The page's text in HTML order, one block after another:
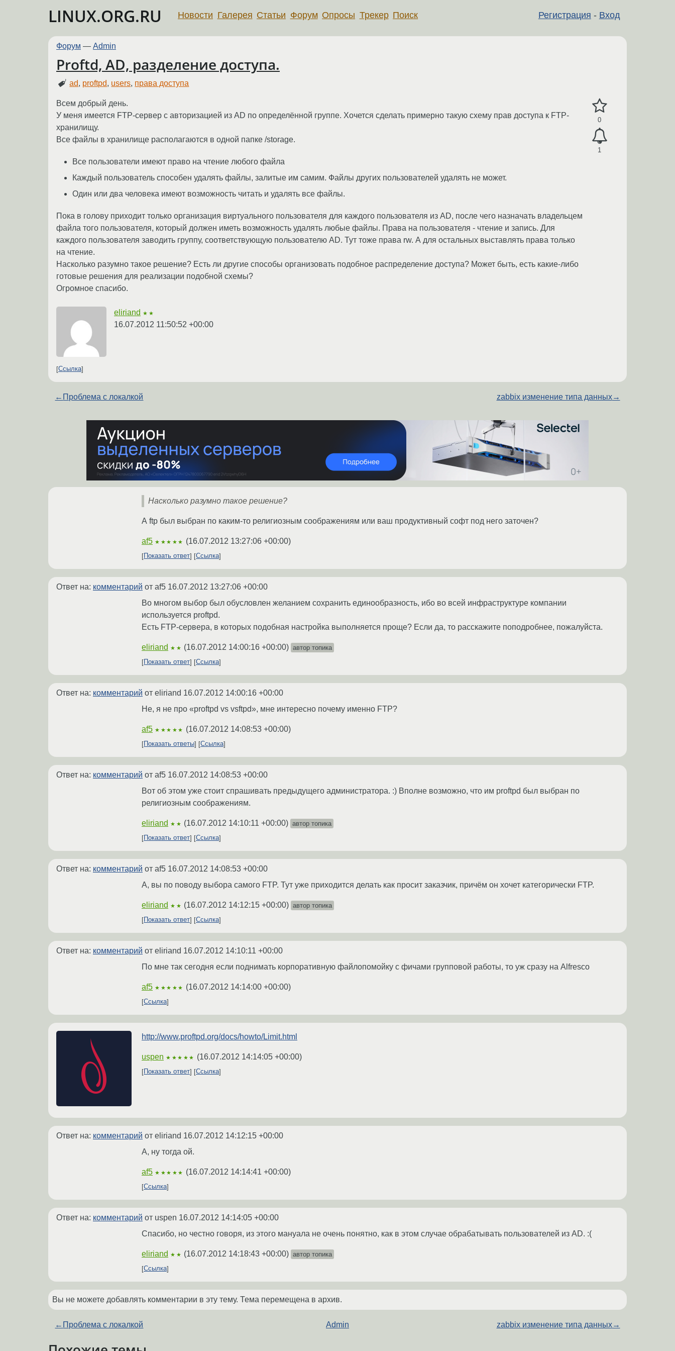
LINUX.ORG.RU Регистрация - Вход
Новости Галерея Статьи Форум Опросы Трекер Поиск
Форум — Admin
Proftd, AD, разделение доступа.
ad, proftpd, users, права доступа
0
1
Всем добрый день.
У меня имеется FTP-сервер с авторизацией из AD по определённой группе. Хочется сделать примерно такую схему прав доступа к FTP-
хранилищу.
Все файлы в хранилище располагаются в одной папке /storage.
Все пользователи имеют право на чтение любого файла
Каждый пользователь способен удалять файлы, залитые им самим. Файлы других пользователей удалять не может.
Один или два человека имеют возможность читать и удалять все файлы.
Пока в голову приходит только организация виртуального пользователя для каждого пользователя из AD, после чего назначать владельцем
файла того пользователя, который должен иметь возможность удалять любые файлы. Права на пользователя - чтение и запись. Для
каждого пользователя заводить группу, соответствующую пользователю AD. Тут тоже права rw. А для остальных выставлять права только
на чтение.
Насколько разумно такое решение? Есть ли другие способы организовать подобное распределение доступа? Может быть, есть какие-либо
готовые решения для реализации подобной схемы?
Огромное спасибо.
eliriand ★★
16.07.2012 11:50:52 +00:00
Ссылка
← Проблема с локалкой zabbix изменение типа данных→
Насколько разумно такое решение?
А ftp был выбран по каким-то религиозным соображениям или ваш продуктивный софт под него заточен?
af5 ★★★★★ (16.07.2012 13:27:06 +00:00)
Показать ответ Ссылка
Ответ на: комментарий от af5 16.07.2012 13:27:06 +00:00
Во многом выбор был обусловлен желанием сохранить единообразность, ибо во всей инфраструктуре компании
используется proftpd.
Есть FTP-сервера, в которых подобная настройка выполняется проще? Если да, то расскажите поподробнее, пожалуйста.
eliriand ★★ (16.07.2012 14:00:16 +00:00) автор топика
Показать ответ
Ссылка
Ответ на: комментарий от eliriand 16.07.2012 14:00:16 +00:00
Не, я не про «proftpd vs vsftpd», мне интересно почему именно FTP?
af5 ★★★★★ (16.07.2012 14:08:53 +00:00)
Показать ответы Ссылка
Ответ на: комментарий от af5 16.07.2012 14:08:53 +00:00
Вот об этом уже стоит спрашивать предыдущего администратора. :) Вполне возможно, что им proftpd был выбран по
религиозным соображениям.
eliriand ★★ (16.07.2012 14:10:11 +00:00) автор топика
Показать ответ
Ссылка
Ответ на: комментарий от af5 16.07.2012 14:08:53 +00:00
А, вы по поводу выбора самого FTP. Тут уже приходится делать как просит заказчик, причём он хочет категорически FTP.
eliriand ★★ (16.07.2012 14:12:15 +00:00) автор топика
Показать ответ
Ссылка
Ответ на: комментарий от eliriand 16.07.2012 14:10:11 +00:00
По мне так сегодня если поднимать корпоративную файлопомойку c фичами групповой работы, то уж сразу на Alfresco
af5 ★★★★★ (16.07.2012 14:14:00 +00:00)
Ссылка
http://www.proftpd.org/docs/howto/Limit.html
uspen ★★★★★ (16.07.2012 14:14:05 +00:00)
Показать ответ Ссылка
Ответ на: комментарий от eliriand 16.07.2012 14:12:15 +00:00
А, ну тогда ой.
af5 ★★★★★ (16.07.2012 14:14:41 +00:00)
Ссылка
Ответ на: комментарий от uspen 16.07.2012 14:14:05 +00:00
Спасибо, но честно говоря, из этого мануала не очень понятно, как в этом случае обрабатывать пользователей из AD. :(
eliriand ★★ (16.07.2012 14:18:43 +00:00) автор топика
Ссылка
Вы не можете добавлять комментарии в эту тему. Тема перемещена в архив.
← Проблема с локалкой Admin zabbix изменение типа данных→